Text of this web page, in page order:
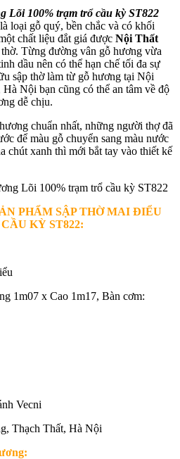
Lõi 100% trạm trổ cầu kỳ ST822
loại gỗ quý, bền chắc và có khối
chất liệu đắt giá được Nội Thất
Từng đường vân gỗ hương vừa
dầu nên có thể hạn chế tối đa sự
sập thờ làm từ gỗ hương tại Nội
Nội bạn cũng có thể an tâm về độ
dễ chịu.
chuẩn nhất, những người thợ đã
để màu gỗ chuyển sang màu nước
chút xanh thì mới bắt tay vào thiết kế
PHẨM SẬP THỜ MAI ĐIỂU
KỲ ST822:
1m07 x Cao 1m17, Bàn cơm:
Vecni
Thạch Thất, Hà Nội